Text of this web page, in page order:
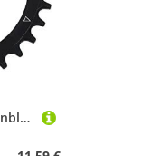
kettenblatt 42 zähne,kettenblatt 96 bcd, Kettenblatt Schmales Breites Kettenblatt 104 BCD BMX Moutain Fahrrad Kettenblatt Kettenblattschutz Einzelne Geschwindigkeits Kurbel